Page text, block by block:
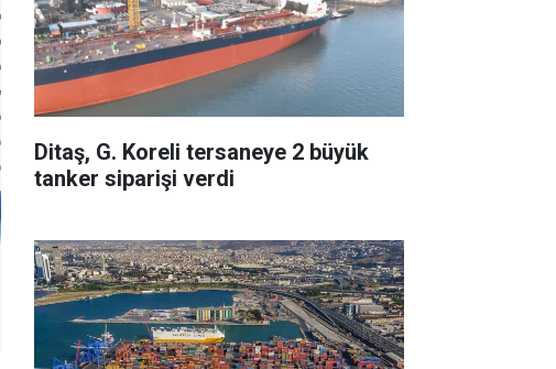
Ditaş, G. Koreli tersaneye 2 büyük
tanker siparişi verdi